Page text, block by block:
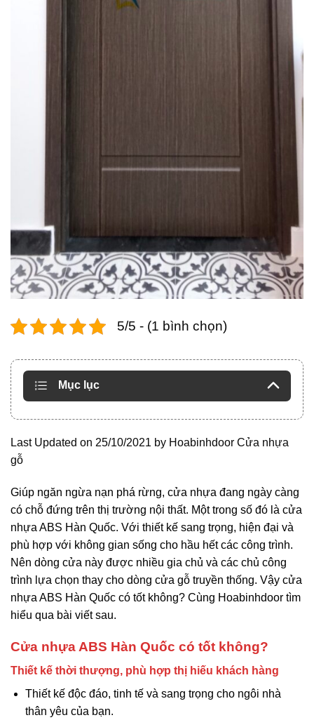
5/5 - (1 bình chọn)
Mục lục
Last Updated on 25/10/2021 by Hoabinhdoor Cửa nhựa
gỗ
Giúp ngăn ngừa nạn phá rừng, cửa nhựa đang ngày càng
có chỗ đứng trên thị trường nội thất. Một trong số đó là cửa
nhựa ABS Hàn Quốc. Với thiết kế sang trọng, hiện đại và
phù hợp với không gian sống cho hầu hết các công trình.
Nên dòng cửa này được nhiều gia chủ và các chủ công
trình lựa chọn thay cho dòng cửa gỗ truyền thống. Vậy cửa
nhựa ABS Hàn Quốc có tốt không? Cùng Hoabinhdoor tìm
hiểu qua bài viết sau.
Cửa nhựa ABS Hàn Quốc có tốt không?
Thiết kế thời thượng, phù hợp thị hiếu khách hàng
Thiết kế độc đáo, tinh tế và sang trọng cho ngôi nhà
thân yêu của bạn.